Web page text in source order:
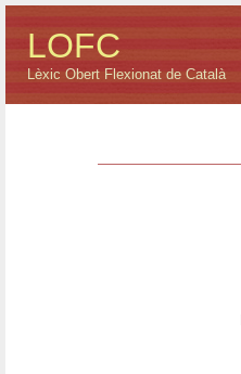
LOFC
Lèxic Obert Flexionat de Català